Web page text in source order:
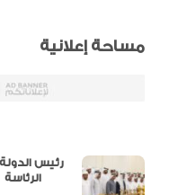
مساحة إعلانية
رئيس